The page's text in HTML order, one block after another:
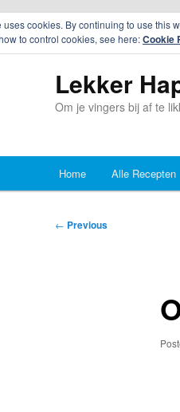
Lekker
Om je vingers bij af te
Skip
Skip
Home Alle Recepten
Post
← Previous
cookies. By continuing to use this
to control cookies, see here:Cookie